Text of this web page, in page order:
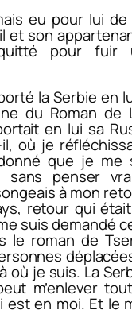
eu pour lui de
et son
pour fuir
la Serbie en
du Roman de
en lui sa
où je
que je me
penser
à mon
retour qui
suis demandé
le roman de
où je suis. La
m’enlever
est en moi. Et le